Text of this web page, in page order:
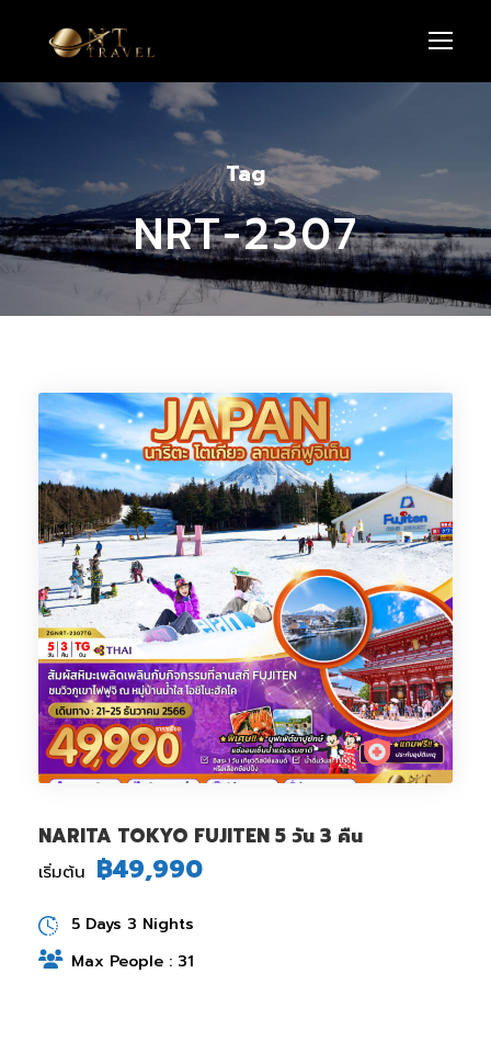
Tag
NRT-2307
NARITA TOKYO FUJITEN 5 วัน 3 คืน
เริ่มต้น ฿49,990
5 Days 3 Nights
Max People : 31